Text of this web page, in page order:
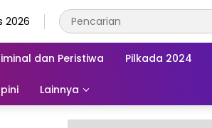
2026
dan Peristiwa Pilkada 2024
Lainnya